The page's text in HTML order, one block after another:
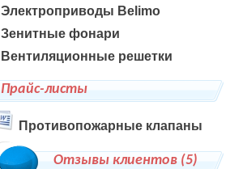
Электроприводы Belimo
Зенитные фонари
Вентиляционные решетки
Прайс-листы
Противопожарные клапаны
Отзывы клиентов (5)